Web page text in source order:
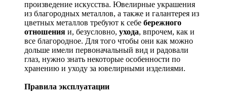
произведение искусства. Ювелирные украшения
из благородных металлов, а также и галантерея из
цветных металлов требуют к себе бережного
отношения и, безусловно, ухода, впрочем, как и
все благородное. Для того чтобы они как можно
дольше имели первоначальный вид и радовали
глаз, нужно знать некоторые особенности по
хранению и уходу за ювелирными изделиями.
Правила эксплуатации